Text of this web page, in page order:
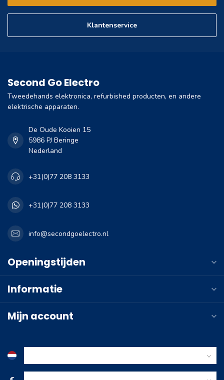
Klantenservice
Second Go Electro
Tweedehands elektronica, refurbished producten, en andere
elektrische apparaten.
De Oude Kooien 15
5986 PJ Beringe
Nederland
+31(0)77 208 3133
+31(0)77 208 3133
info@secondgoelectro.nl
Openingstijden
Informatie
Mijn account